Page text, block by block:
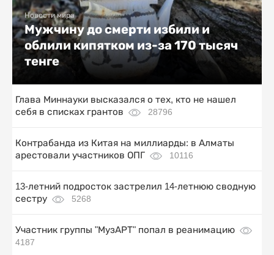
Новости мира
Мужчину до смерти избили и
облили кипятком из-за 170 тысяч
тенге
Глава Миннауки высказался о тех, кто не нашел
себя в списках грантов
28796
Контрабанда из Китая на миллиарды: в Алматы
арестовали участников ОПГ
10116
13-летний подросток застрелил 14-летнюю сводную
сестру
5268
Участник группы "МузАРТ" попал в реанимацию
4187